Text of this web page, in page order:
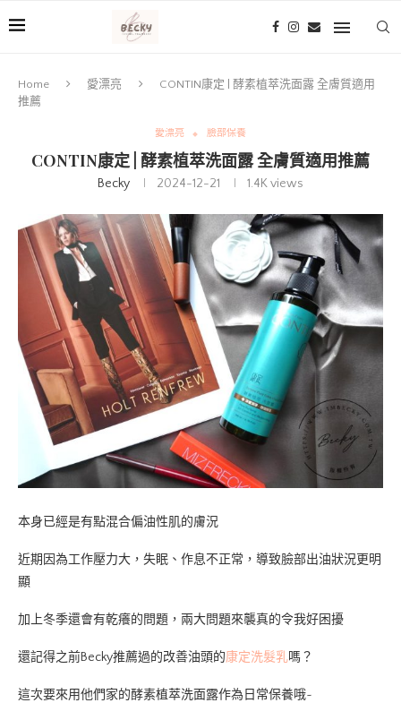
Home 愛漂亮
CONTIN康定 | 酵素植萃洗面露 全膚質適用
推薦
愛漂亮 臉部保養
CONTIN康定 | 酵素植萃洗面露 全膚質適用推薦
Becky 2024-12-21 1.4Kviews
本身已經是有點混合偏油性肌的膚況
近期因為工作壓力大，失眠、作息不正常，導致臉部出油狀況更明
顯
加上冬季還會有乾癢的問題，兩大問題來襲真的令我好困擾
還記得之前Becky推薦過的改善油頭的康定洗髮乳嗎？
這次要來用他們家的酵素植萃洗面露作為日常保養哦~